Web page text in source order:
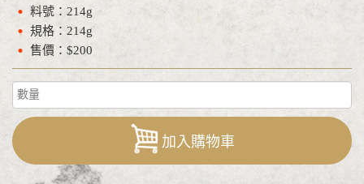
料號：214g
規格：214g
售價：$200
加入購物車